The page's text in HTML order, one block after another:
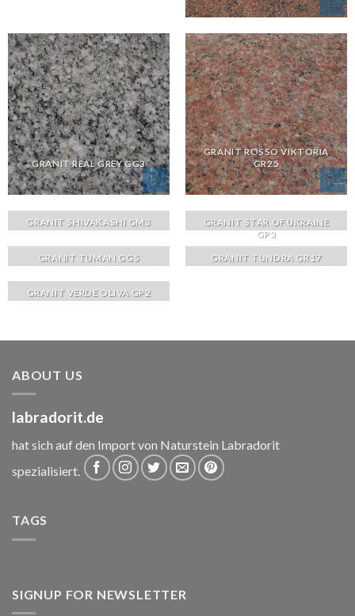
GRANIT REAL GREY GG3
GRANIT ROSSO VIKTORIA
GR25
GRANIT SHIVAKASHI GM3
GRANIT STAR OF UKRAINE
GP3
GRANIT TUMAN GG5 GRANIT TUNDRA GR17
GRANIT VERDE OLIVA GP2
ABOUT US
labradorit.de
hat sich auf den Import von Naturstein Labradorit
spezialisiert.
TAGS
SIGNUP FOR NEWSLETTER